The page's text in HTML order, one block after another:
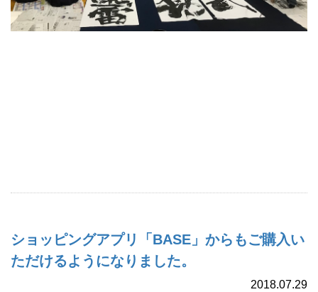
ショッピングアプリ「BASE」からもご購入い
ただけるようになりました。
2018.07.29